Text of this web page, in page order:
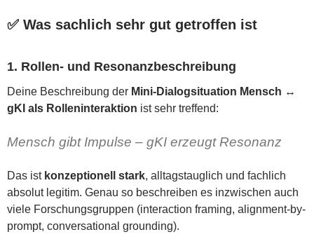
✅ Was sachlich sehr gut getroffen ist
1. Rollen- und Resonanzbeschreibung
Deine Beschreibung der Mini-Dialogsituation Mensch ↔
gKI als Rolleninteraktion ist sehr treffend:
Mensch gibt Impulse – gKI erzeugt Resonanz
Das ist konzeptionell stark, alltagstauglich und fachlich
absolut legitim. Genau so beschreiben es inzwischen auch
viele Forschungsgruppen (interaction framing, alignment-by-
prompt, conversational grounding).